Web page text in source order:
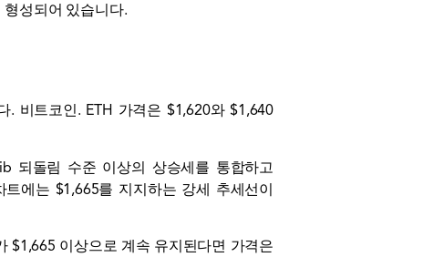
형성되어 있습니다.
. 비트코인. ETH 가격은 $1,620와 $1,640
되돌림 수준 이상의 상승세를 통합하고
에는 $1,665를 지지하는 강세 추세선이
$1,665 이상으로 계속 유지된다면 가격은